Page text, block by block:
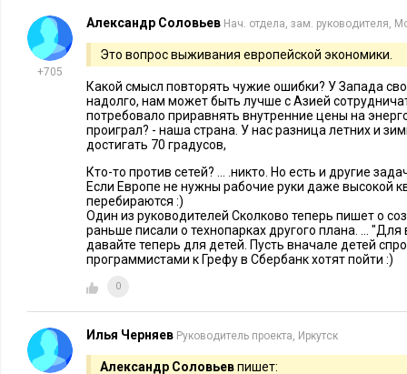
Кому / на какой рынок продавать продукт,
стоимостью?
Что делать с лишним персоналом, выполнявшим ранее
Кому работать на вашем киберпроизводстве?
Первая хорошая новость: небольшим частным компаниям
меркам места локации данной компании) численностью
киберпроизводство значительно легче. Причины вполне
Вторая хорошая новость: получитьсовременное
но только вписавшись в интересы того, кто располагает
сделать? Ответ на этот вопрос в каждом конкретном
Третья хорошая новость: как в России, так и в Беларуси
пробиваются на жестко-конкурентный международный
области концепций Industry 4.0 и находят признание в
+705
Александр Соловьев Нач. отдела, зам. руководителя,
Это вопрос выживания европейской экономики.
Какой смысл повторять чужие ошибки? У Запада
надолго, нам может быть лучше с Азией
потребовало приравнять внутренние цены на
проиграл? - наша страна. У нас разница летних и
достигать 70 градусов,
Кто-то против сетей? ... .никто. Но есть и другие
Если Европе не нужны рабочие руки даже высокой
перебираются :)
Один из руководителей Сколково теперь пишет о
раньше писали о технопарках другого плана. ...
давайте теперь для детей. Пусть вначале детей
программистами к Грефу в Сбербанк хотят пойти :)
0
Илья Черняев Руководитель проекта, Иркутск
Александр Соловьевпишет: